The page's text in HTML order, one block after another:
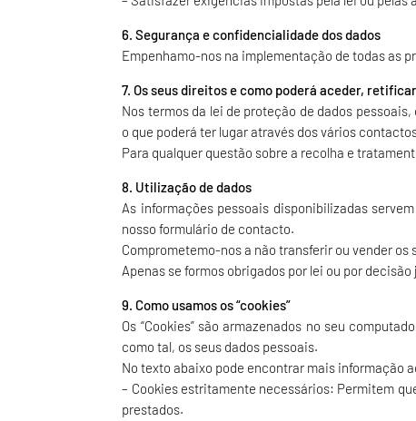
6. Segurança e confidencialidade dos dados
Empenhamo-nos na implementação de todas as
7. Os seus direitos e como poderá aceder,
Nos termos da lei de proteção de dados
o que poderá ter lugar através dos vários
Para qualquer questão sobre a recolha e
8. Utilização de dados
As informações pessoais disponibilizadas
nosso formulário de contacto.
Comprometemo-nos a não transferir ou vender os
Apenas se formos obrigados por lei ou por
9. Como usamos os “cookies”
Os “Cookies” são armazenados no seu
como tal, os seus dados pessoais.
No texto abaixo pode encontrar mais informação
– Cookies estritamente necessários: Permitem
prestados.